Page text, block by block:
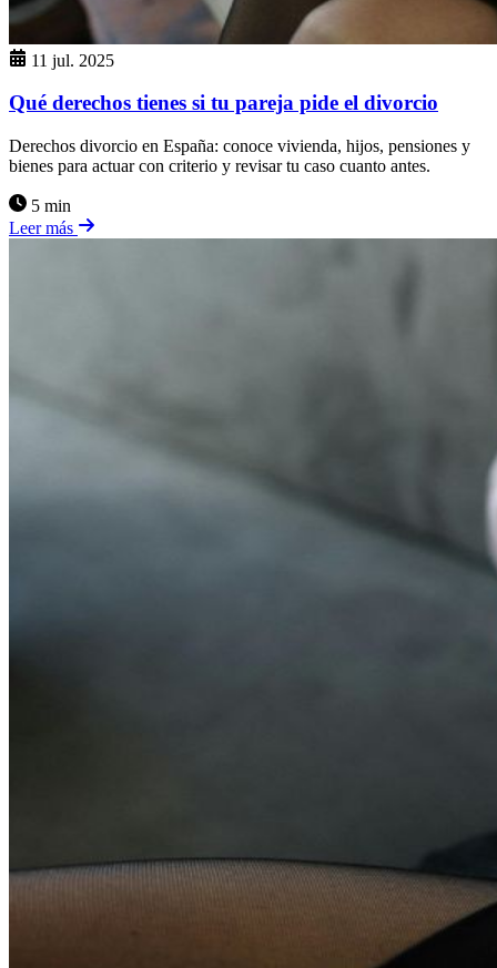
11 jul. 2025
Qué derechos tienes si tu pareja pide el divorcio
Derechos divorcio en España: conoce vivienda, hijos, pensiones y
bienes para actuar con criterio y revisar tu caso cuanto antes.
5 min
Leer más